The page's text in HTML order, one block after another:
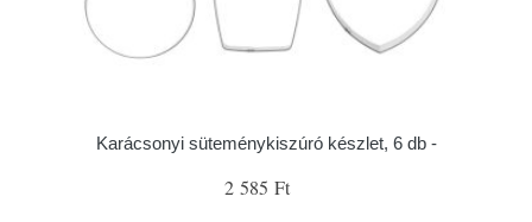
Karácsonyi süteménykiszúró készlet, 6 db -
2 585 Ft